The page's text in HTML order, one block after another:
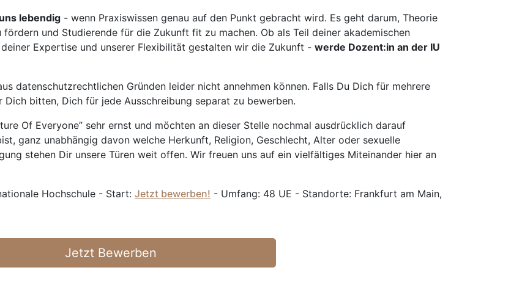
lebendig - wenn Praxiswissen genau auf den Punkt gebracht wird. Es geht darum, Theorie
und Studierende für die Zukunft fit zu machen. Ob als Teil deiner akademischen
Expertise und unserer Flexibilität gestalten wir die Zukunft - werde Dozent:in an der IU
datenschutzrechtlichen Gründen leider nicht annehmen können. Falls Du Dich für mehrere
bitten, Dich für jede Ausschreibung separat zu bewerben.
Of Everyone” sehr ernst und möchten an dieser Stelle nochmal ausdrücklich darauf
ganz unabhängig davon welche Herkunft, Religion, Geschlecht, Alter oder sexuelle
stehen Dir unsere Türen weit offen. Wir freuen uns auf ein vielfältiges Miteinander hier an
Hochschule - Start: Jetzt bewerben! - Umfang: 48 UE - Standorte: Frankfurt am Main,
Jetzt Bewerben